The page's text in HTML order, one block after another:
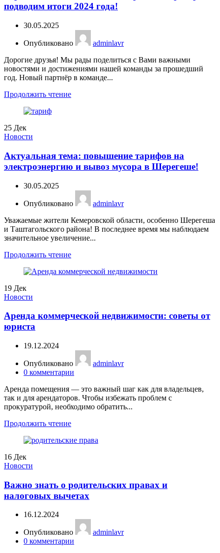
подводим итоги 2024 года!
30.05.2025
Опубликовано
adminlavr
Дорогие друзья! Мы рады поделиться с Вами важными
новостями и достижениями нашей команды за прошедший
год. Новый партнёр в команде...
Продолжить чтение
25 Дек
Новости
Актуальная тема: повышение тарифов на
электроэнергию и вывоз мусора в Шерегеше!
30.05.2025
Опубликовано
adminlavr
Уважаемые жители Кемеровской области, особенно Шерегеша
и Таштагольского района! В последнее время мы наблюдаем
значительное увеличение...
Продолжить чтение
19 Дек
Новости
Аренда коммерческой недвижимости: советы от
юриста
19.12.2024
Опубликовано
adminlavr
0 комментарии
Аренда помещения — это важный шаг как для владельцев,
так и для арендаторов. Чтобы избежать проблем с
прокуратурой, необходимо обратить...
Продолжить чтение
16 Дек
Новости
Важно знать о родительских правах и
налоговых вычетах
16.12.2024
Опубликовано
adminlavr
0 комментарии